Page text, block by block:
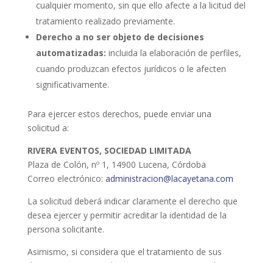
cualquier momento, sin que ello afecte a la licitud del
tratamiento realizado previamente.
Derecho a no ser objeto de decisiones
automatizadas: incluida la elaboración de perfiles,
cuando produzcan efectos jurídicos o le afecten
significativamente.
Para ejercer estos derechos, puede enviar una
solicitud a:
RIVERA EVENTOS, SOCIEDAD LIMITADA
Plaza de Colón, nº 1, 14900 Lucena, Córdoba
Correo electrónico: administracion@lacayetana.com
La solicitud deberá indicar claramente el derecho que
desea ejercer y permitir acreditar la identidad de la
persona solicitante.
Asimismo, si considera que el tratamiento de sus